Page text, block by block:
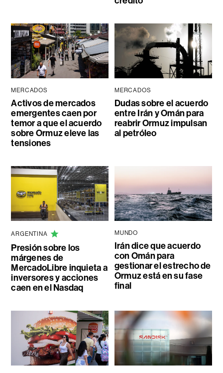
MERCADOS
Activos de mercados
emergentes caen por
temor a que el acuerdo
sobre Ormuz eleve las
tensiones
MERCADOS
Dudas sobre el acuerdo
entre Irán y Omán para
reabrir Ormuz impulsan
al petróleo
ARGENTINA
Presión sobre los
márgenes de
MercadoLibre inquieta a
inversores y acciones
caen en el Nasdaq
MUNDO
Irán dice que acuerdo
con Omán para
gestionar el estrecho de
Ormuz está en su fase
final